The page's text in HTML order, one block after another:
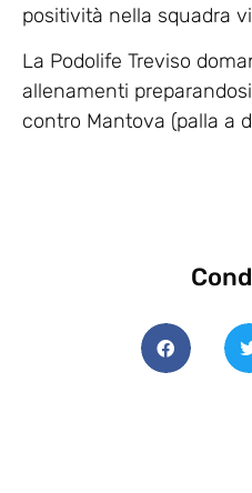
positività nella squadra
La Podolife Treviso
allenamenti
contro Mantova (palla a